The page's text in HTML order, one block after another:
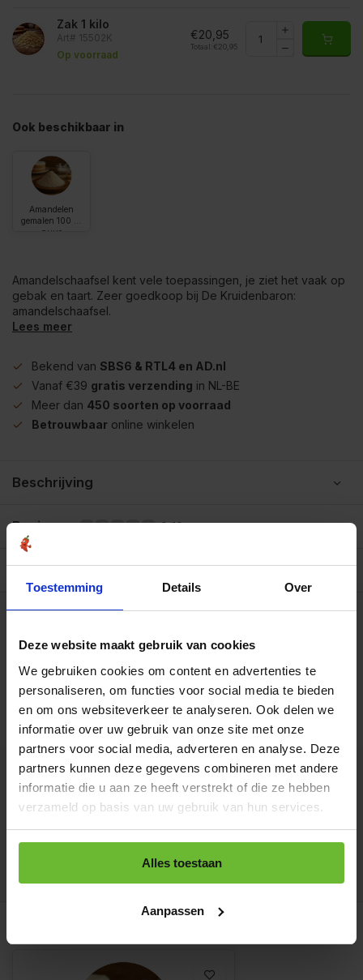
Toestemming Details Over
Deze website maakt gebruik van cookies
We gebruiken cookies om content en advertenties te
personaliseren, om functies voor social media te bieden
en om ons websiteverkeer te analyseren. Ook delen we
informatie over uw gebruik van onze site met onze
partners voor social media, adverteren en analyse. Deze
partners kunnen deze gegevens combineren met andere
informatie die u aan ze heeft verstrekt of die ze hebben
verzameld op basis van uw gebruik van hun services.
Alles toestaan
Aanpassen
Zak 1 kilo
Art# 15502K
Op voorraad
€20,95
Totaal: €20,95
Ook beschikbaar in
Amandelen
gemalen 100 %
puur
Amandelschaafsel kent vele toepassingen, je ziet het vaak op
gebak en taart. Zeer goedkoop bij De Kruidenbaron:
amandelschaafsel.
Lees meer
Bekend van SBS6 & RTL4 en AD.nl
Vanaf €39 gratis verzending in NL-BE
Meer dan 450 soorten op voorraad
Betrouwbaar online winkelen
Beschrijving
Reviews 0/10
Allergenen/voedingswaarden per 100 gram
verzonden.
Strooibus 200 gram
Art# 15502Z
Op voorraad
€6,25
Art# 15502K
Op voorraad
€20,95
€20,95
Kunnen we je helpen?
+31180396467
info@dekruidenbaron.nl